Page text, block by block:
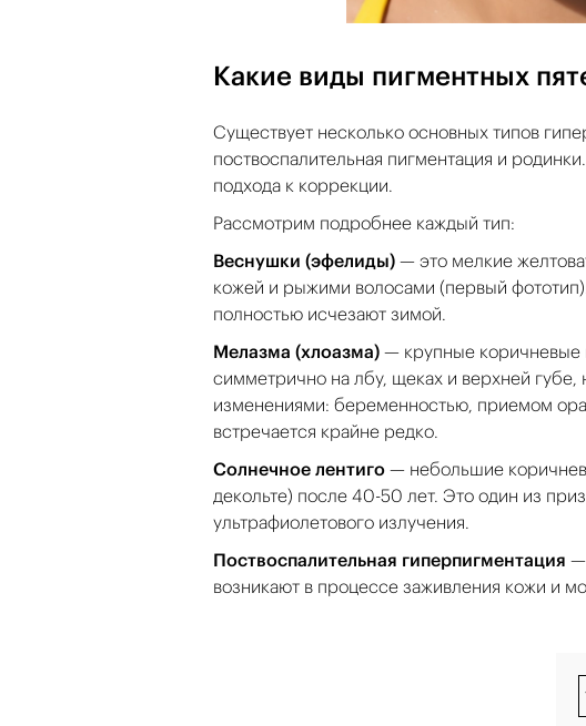
Какие виды пигментных
Существует несколько основных типов
поствоспалительная пигментация и
подхода к коррекции.
Рассмотрим подробнее каждый тип:
Веснушки (эфелиды) — это мелкие
кожей и рыжими волосами (первый
полностью исчезают зимой.
Мелазма (хлоазма) — крупные коричневые
симметрично на лбу, щеках и верхней
изменениями: беременностью, приемом
встречается крайне редко.
Солнечное лентиго — небольшие
декольте) после 40-50 лет. Это один из
ультрафиолетового излучения.
Поствоспалительная гиперпигментация —
возникают в процессе заживления кожи и